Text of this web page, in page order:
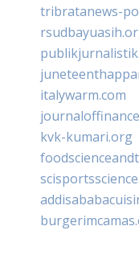
tribratanews-
italywarm.com
kvk-kumari.org